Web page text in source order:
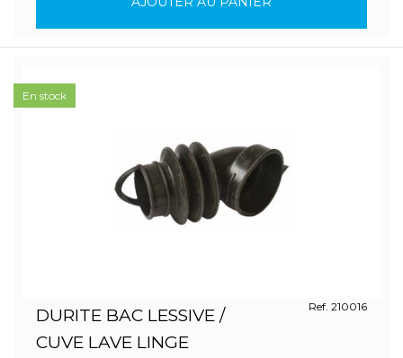
DURITE BAC LESSIVE /
CUVE LAVE LINGE
Ref. 210016
En stock